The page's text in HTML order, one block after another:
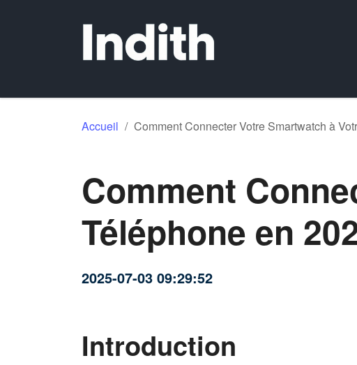
Accueil / Comment Connecter Votre Smartwatch à
Comment
Téléphone en
2025-07-03 09:29:52
Introduction